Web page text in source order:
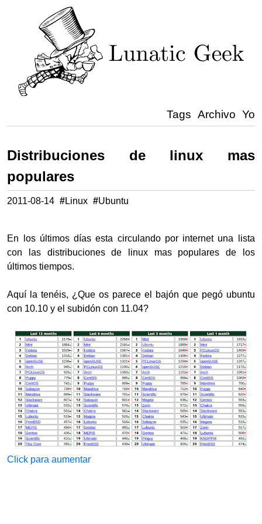
Tags Archivo Yo
Distribuciones de linux mas
populares
2011-08-14 #Linux #Ubuntu
En los últimos días esta circulando por internet una lista
con las distribuciones de linux mas populares de los
últimos tiempos.
Aquí la tenéis, ¿Que os parece el bajón que pegó ubuntu
con 10.10 y el subidón con 11.04?
Click para aumentar